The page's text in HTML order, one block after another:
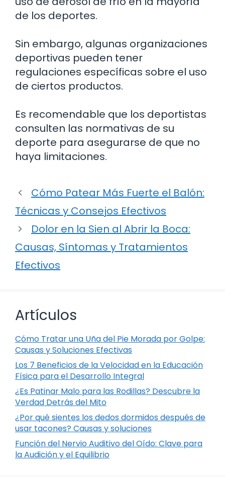
de los deportes.
Sin embargo, algunas organizaciones
deportivas pueden tener
regulaciones específicas sobre el uso
de ciertos productos.
Es recomendable que los deportistas
consulten las normativas de su
deporte para asegurarse de que no
haya limitaciones.
Cómo Patear Más Fuerte el Balón:
Técnicas y Consejos Efectivos
Dolor en la Sien al Abrir la Boca:
Causas, Síntomas y Tratamientos
Efectivos
Artículos
Cómo Tratar una Uña del Pie Morada por Golpe:
Causas y Soluciones Efectivas
Los 7 Beneficios de la Velocidad en la Educación
Física para el Desarrollo Integral
¿Es Patinar Malo para las Rodillas? Descubre la
Verdad Detrás del Mito
¿Por qué sientes los dedos dormidos después de
usar tacones? Causas y soluciones
Función del Nervio Auditivo del Oído: Clave para
la Audición y el Equilibrio